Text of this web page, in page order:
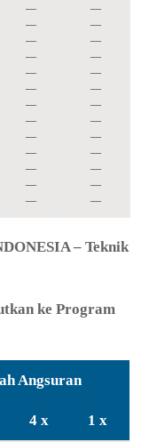
—
—
—
—
—
—
—
—
—
—
—
—
—
—
—
—
—
—
—
—
—
—
—
—
—
—
– Teknik
ke Program
Angsuran
4 x 1 x